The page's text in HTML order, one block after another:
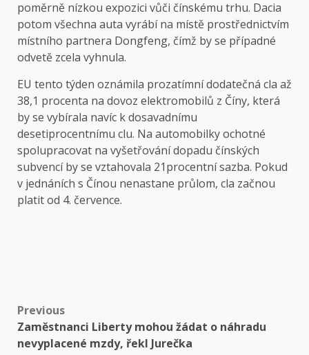
poměrně nízkou expozici vůči čínskému trhu. Dacia
potom všechna auta vyrábí na místě prostřednictvím
místního partnera Dongfeng, čímž by se případné
odvetě zcela vyhnula.
EU tento týden oznámila prozatímní dodatečná cla až
38,1 procenta na dovoz elektromobilů z Číny, která
by se vybírala navíc k dosavadnímu
desetiprocentnímu clu. Na automobilky ochotné
spolupracovat na vyšetřování dopadu čínských
subvencí by se vztahovala 21procentní sazba. Pokud
v jednáních s Čínou nenastane průlom, cla začnou
platit od 4. července.
Post
navigation
Previous
Zaměstnanci Liberty mohou žádat o náhradu
nevyplacené mzdy, řekl Jurečka